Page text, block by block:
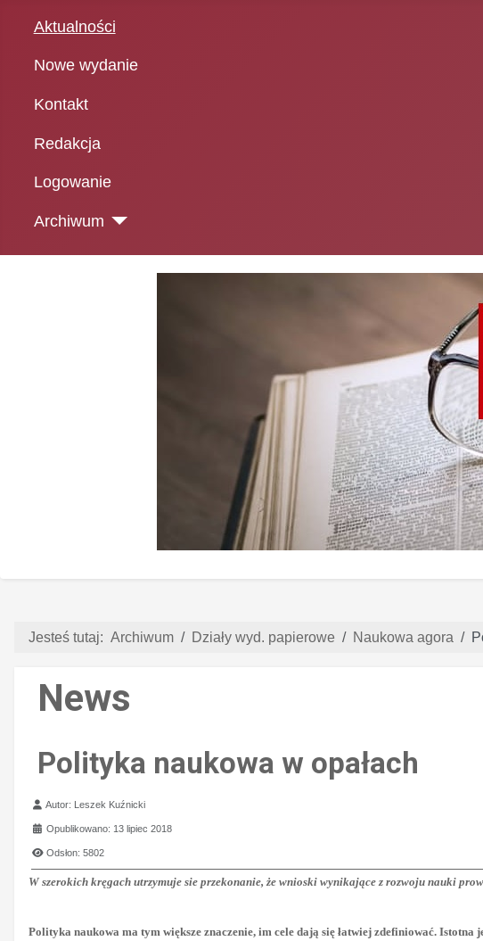
Aktualności
Nowe wydanie
Kontakt
Redakcja
Logowanie
Archiwum
Jesteś tutaj: Archiwum Działy wyd. papierowe Naukowa agora
News
Polityka naukowa w opałach
Szczegóły
Autor: Leszek Kuźnicki
Opublikowano: 13 lipiec 2018
Odsłon: 5802
W szerokich kręgach utrzymuje sie przekonanie, że wnioski wynikające z rozwoju nauki
Polityka naukowa ma tym większe znaczenie, im cele dają się łatwiej zdefiniować.